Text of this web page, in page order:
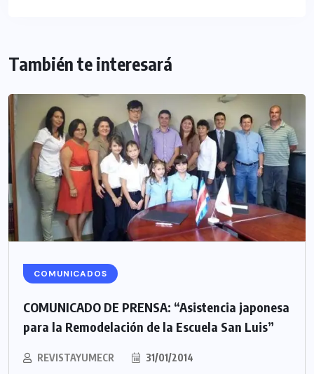
También te interesará
COMUNICADOS
COMUNICADO DE PRENSA: “Asistencia japonesa
para la Remodelación de la Escuela San Luis”
REVISTAYUMECR 31/01/2014